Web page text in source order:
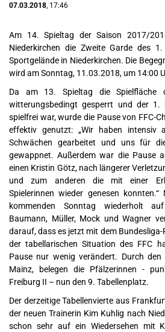
07.03.2018 , 17:46
Am 14. Spieltag der Saison 2017/
Niederkirchen die Zweite Garde des
Sportgelände in Niederkirchen. Die
wird am Sonntag, 11.03.2018, um 14:00
Da am 13. Spieltag die Spielfläche
witterungsbedingt gesperrt und der 1.
spielfrei war, wurde die Pause von FFC-
effektiv genutzt: „Wir haben intensiv
Schwächen gearbeitet und uns für
gewappnet. Außerdem war die Pause
einen Kristin Götz, nach längerer
und zum anderen die mit einer
Spielerinnen wieder genesen
kommenden Sonntag wiederholt
Baumann, Müller, Mock und Wagner
darauf, dass es jetzt mit dem
der tabellarischen Situation des FFC
Pause nur wenig verändert. Durch
Mainz, belegen die Pfälzerinnen -
Freiburg II – nun den 9. Tabellenplatz.
Der derzeitige Tabellenvierte aus
der neuen Trainerin Kim Kuhlig nach
schon sehr auf ein Wiedersehen mit